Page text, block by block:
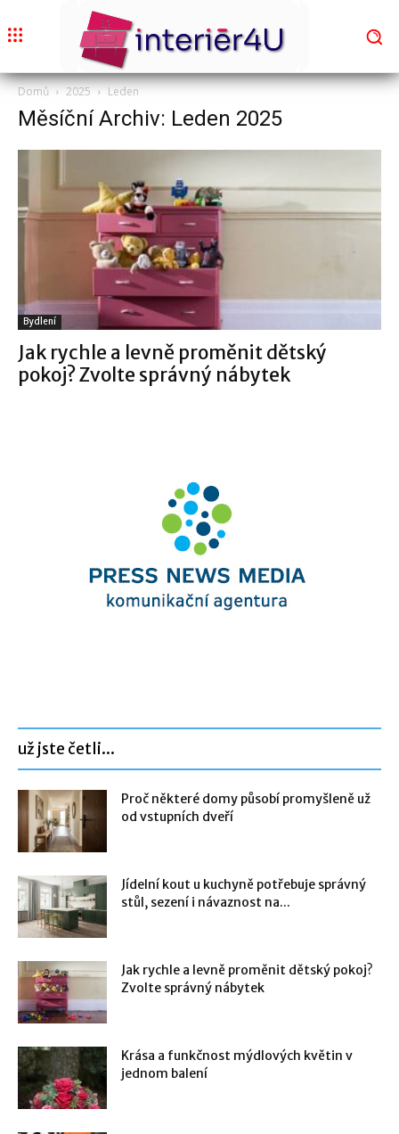
Domů 2025 Leden
Měsíční Archiv: Leden 2025
Bydlení
Jak rychle a levně proměnit dětský
pokoj? Zvolte správný nábytek
už jste četli...
Proč některé domy působí promyšleně už
od vstupních dveří
Jídelní kout u kuchyně potřebuje správný
stůl, sezení i návaznost na...
Jak rychle a levně proměnit dětský pokoj?
Zvolte správný nábytek
Krása a funkčnost mýdlových květin v
jednom balení